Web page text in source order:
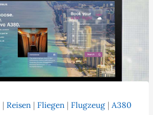
|Reisen |Fliegen |Flugzeug | A380